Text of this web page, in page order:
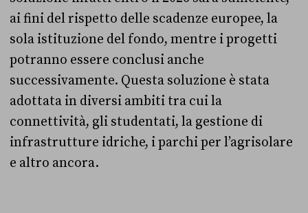
ai fini del rispetto delle scadenze europee, la
sola istituzione del fondo, mentre i progetti
potranno essere conclusi anche
successivamente. Questa soluzione è stata
adottata in diversi ambiti tra cui la
connettività, gli studentati, la gestione di
infrastrutture idriche, i parchi per l’agrisolare
e altro ancora.